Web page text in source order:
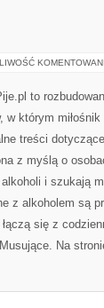
to
w którym
treści
z myślą o
alkoholi i szukają
z alkoholem są
się z
Na